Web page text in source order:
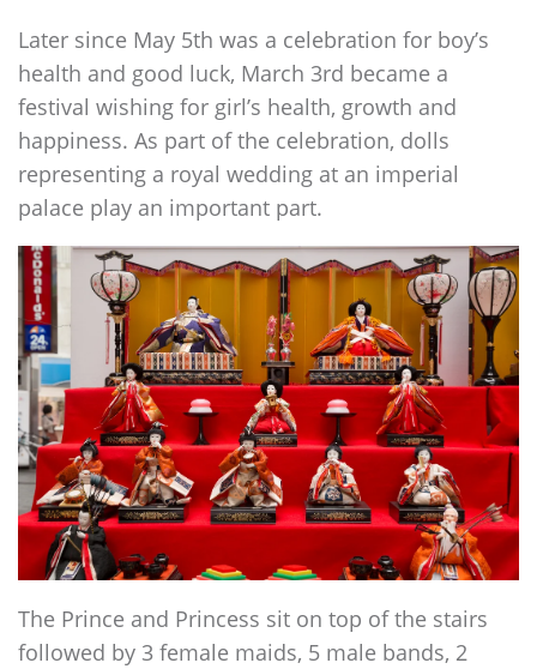
Later since May 5th was a celebration for boy’s
health and good luck, March 3rd became a
festival wishing for girl’s health, growth and
happiness. As part of the celebration, dolls
representing a royal wedding at an imperial
palace play an important part.
The Prince and Princess sit on top of the stairs
followed by 3 female maids, 5 male bands, 2